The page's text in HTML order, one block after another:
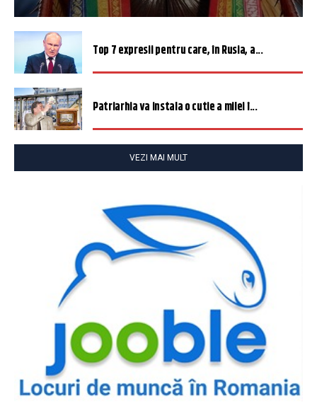
Top 7 expresii pentru care, în Rusia, a...
Patriarhia va instala o cutie a milei î...
VEZI MAI MULT